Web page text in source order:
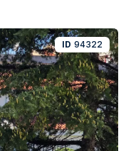
ID 94322